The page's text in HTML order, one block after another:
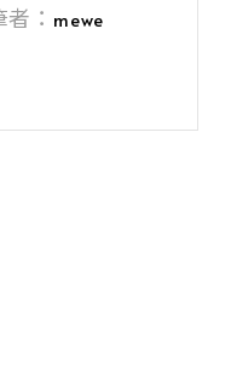
： mewe